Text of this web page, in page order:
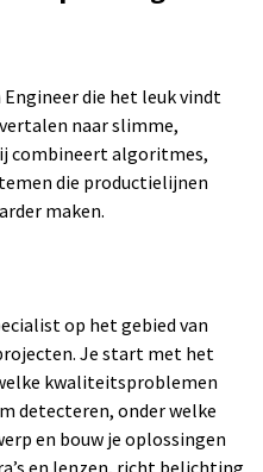
Engineer die het leuk vindt
naar slimme,
combineert algoritmes,
die productielijnen
maken.
op het gebied van
Je start met het
kwaliteitsproblemen
detecteren, onder welke
en bouw je oplossingen
en lenzen, richt belichting